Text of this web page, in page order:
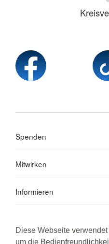
Diese Webseite
um die
Spenden
Mitwirken
Informieren